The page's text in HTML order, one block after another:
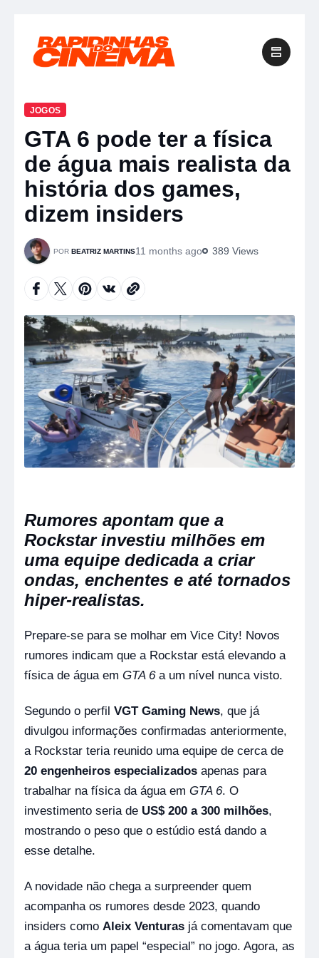
GTA 6 pode ter a física
de água mais realista da
história dos games,
dizem insiders
BEATRIZ MARTINS
JOGOS
11 months ago 389 Views
Rumores apontam que a
Rockstar investiu milhões em
uma equipe dedicada a criar
ondas, enchentes e até tornados
hiper-realistas.
Prepare-se para se molhar em Vice City! Novos
rumores indicam que a Rockstar está elevando a
física de água em GTA 6a um nível nunca visto.
Segundo o perfil VGT Gaming News, que já
divulgou informações confirmadas anteriormente,
a Rockstar teria reunido uma equipe de cerca de
20 engenheiros especializados apenas para
trabalhar na física da água em GTA 6. O
investimento seria de US$ 200 a 300 milhões,
mostrando o peso que o estúdio está dando a
esse detalhe.
A novidade não chega a surpreender quem
acompanha os rumores desde 2023, quando
insiders como Aleix Venturas já comentavam que
a água teria um papel “especial” no jogo. Agora, as